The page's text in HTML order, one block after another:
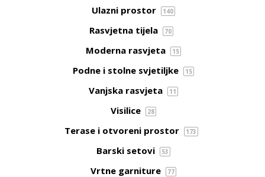
Ulazni prostor 140
Rasvjetna tijela 70
Moderna rasvjeta 15
Podne i stolne svjetiljke 15
Vanjska rasvjeta 11
Visilice 28
Terase i otvoreni prostor 173
Barski setovi 53
Vrtne garniture 77